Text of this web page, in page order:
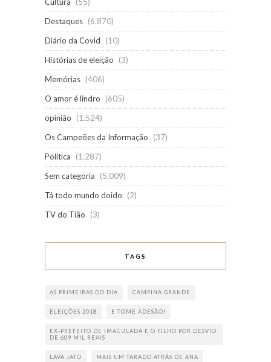
Cultura
(55)
Destaques (6.870)
Diário da Covid
(10)
Histórias de eleição
(3)
Memórias (406)
O amor é lindro
(605)
opinião
(1.524)
Os Campeões da Informação
(37)
Política
(1.287)
Sem categoria
(5.009)
Tá todo mundo doido
(2)
TV do Tião
(3)
TAGS
AS PRIMEIRAS DO DIA CAMPINA GRANDE
ELEIÇÕES 2018 E TOME ADESÃO!
EX-PREFEITO DE IMACULADA E O FILHO POR DESVIO
DE 609 MIL REAIS
LAVA JATO MAIS UM TARADO ATRÁS DE ANA